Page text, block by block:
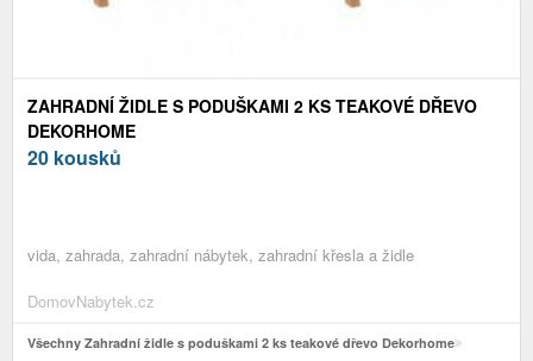
ZAHRADNÍ ŽIDLE S PODUŠKAMI 2 KS TEAKOVÉ DŘEVO
DEKORHOME
20 kousků
vida, zahrada, zahradní nábytek, zahradní křesla a židle
DomovNabytek.cz
Všechny Zahradní židle s poduškami 2 ks teakové dřevo Dekorhome